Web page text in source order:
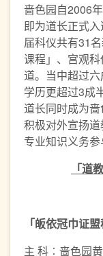
啬色园自2006
即为道长正式
届科仪共有31
课程」、宫观
道。当中超过
学历更超过3成
道长同时成为啬
积极对外宣扬
专业知识义务参
「道
「皈依冠巾证
主 科︰啬色园